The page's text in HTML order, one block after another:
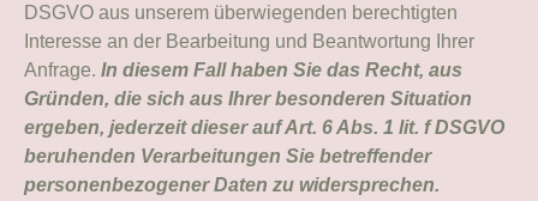
DSGVO aus unserem überwiegenden berechtigten
Interesse an der Bearbeitung und Beantwortung Ihrer
Anfrage. In diesem Fall haben Sie das Recht, aus
Gründen, die sich aus Ihrer besonderen Situation
ergeben, jederzeit dieser auf Art. 6 Abs. 1 lit. f DSGVO
beruhenden Verarbeitungen Sie betreffender
personenbezogener Daten zu widersprechen.